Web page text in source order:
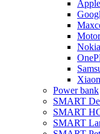
Power bank
SMART
SMART
SMART